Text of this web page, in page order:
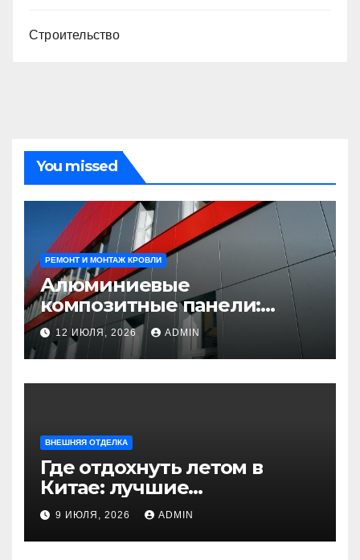
Строительство
You missed
РЕМОНТ И МОНТАЖ КРОВЛИ
Алюминиевые
композитные панели:
универсальное решение
для современного
строительства и дизайна
12 ИЮЛЯ, 2026 ADMIN
ВНЕШНЯЯ ОТДЕЛКА
Где отдохнуть летом в
Китае: лучшие
направления для
незабываемого
путешествия
9 ИЮЛЯ, 2026 ADMIN